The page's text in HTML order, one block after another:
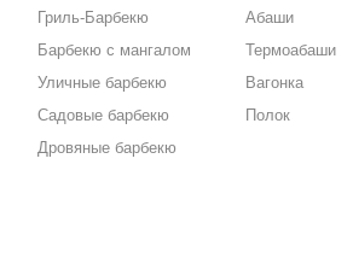
Гриль-Барбекю
Барбекю с мангалом
Уличные барбекю
Садовые барбекю
Дровяные барбекю
Абаши
Термоабаши
Вагонка
Полок